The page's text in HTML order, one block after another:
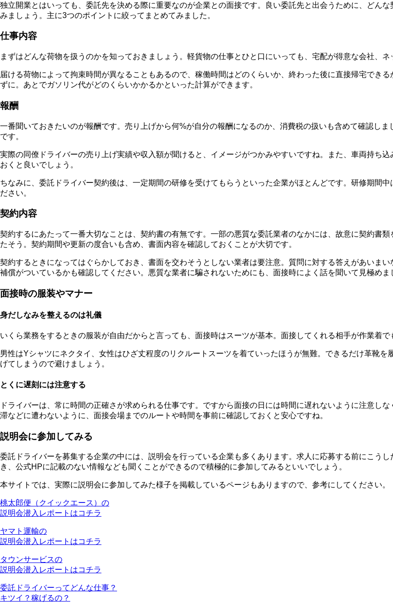
独立開業とはいっても、委託先を決める際に重要なのが企業との面接です。良い委託先と出会うために、どん
みましょう。主に3つのポイントに絞ってまとめてみました。
仕事内容
まずはどんな荷物を扱うのかを知っておきましょう。軽貨物の仕事とひと口にいっても、宅配が得意な会社、
届ける荷物によって拘束時間が異なることもあるので、稼働時間はどのくらいか、終わった後に直接帰宅でき
ずに。あとでガソリン代がどのくらいかかるかといった計算ができます。
報酬
一番聞いておきたいのが報酬です。売り上げから何%が自分の報酬になるのか、消費税の扱いも含めて確認し
です。
実際の同僚ドライバーの売り上げ実績や収入額が聞けると、イメージがつかみやすいですね。また、車両持ち
おくと良いでしょう。
ちなみに、委託ドライバー契約後は、一定期間の研修を受けてもらうといった企業がほとんどです。研修期間
ださい。
契約内容
契約するにあたって一番大切なことは、契約書の有無です。一部の悪質な委託業者のなかには、故意に契約書
たそう。契約期間や更新の度合いも含め、書面内容を確認しておくことが大切です。
契約するときになってはぐらかしておき、書面を交わそうとしない業者は要注意。質問に対する答えがあいま
補償がついているかも確認してください。悪質な業者に騙されないためにも、面接時によく話を聞いて見極めま
面接時の服装やマナー
身だしなみを整えるのは礼儀
いくら業務をするときの服装が自由だからと言っても、面接時はスーツが基本。面接してくれる相手が作業着で
男性はYシャツにネクタイ、女性はひざ丈程度のリクルートスーツを着ていったほうが無難。できるだけ革靴
げてしまうので避けましょう。
とくに遅刻には注意する
ドライバーは、常に時間の正確さが求められる仕事です。ですから面接の日には時間に遅れないように注意し
滞などに遭わないように、面接会場までのルートや時間を事前に確認しておくと安心ですね。
説明会に参加してみる
委託ドライバーを募集する企業の中には、説明会を行っている企業も多くあります。求人に応募する前にこう
き、公式HPに記載のない情報なども聞くことができるので積極的に参加してみるといいでしょう。
本サイトでは、実際に説明会に参加してみた様子を掲載しているページもありますので、参考にしてください。
桃太郎便（クイックエース）の
説明会潜入レポートはコチラ
ヤマト運輸の
説明会潜入レポートはコチラ
タウンサービスの
説明会潜入レポートはコチラ
委託ドライバーってどんな仕事？
キツイ？稼げるの？